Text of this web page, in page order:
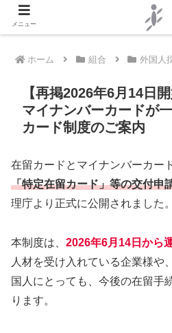
ホーム 組合 外国人
【再掲2026年6月14日
マイナンバーカードが
カード制度のご案内
在留カードとマイナンバーカー
「特定在留カード」等の交付申
理庁より正式に公開されました。
本制度は、 2026年6月14日から
人材を受け入れている企業様や
国人にとっても、今後の在留手
ります。
メニュー